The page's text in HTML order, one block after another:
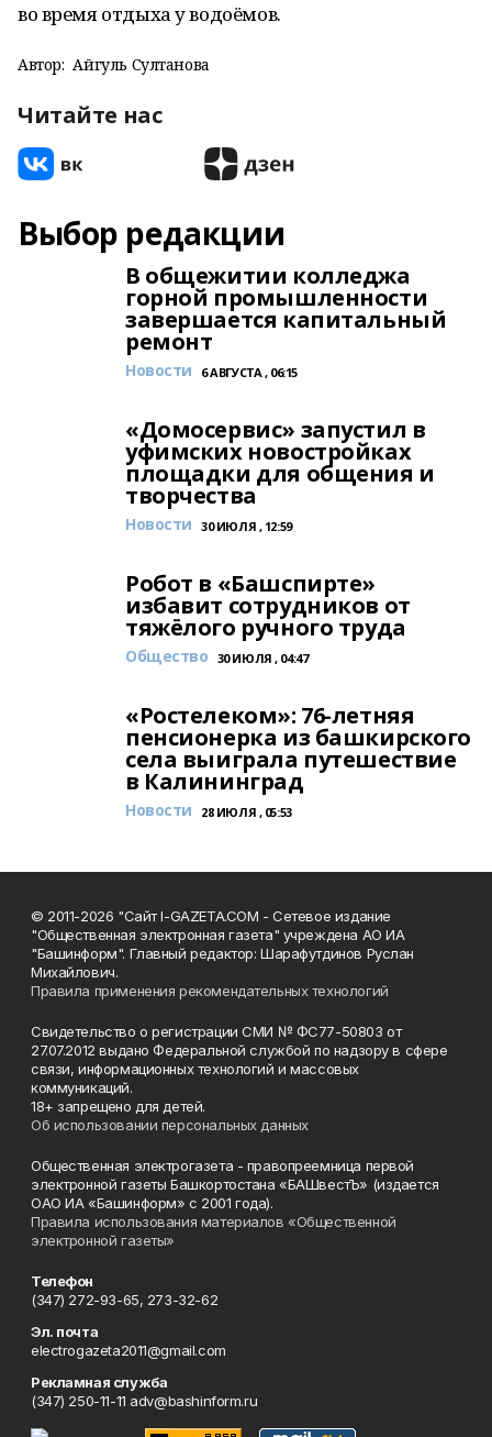
во время отдыха у водоёмов.
Автор: Айгуль Султанова
Читайте нас
Выбор редакции
В общежитии колледжа
горной промышленности
завершается капитальный
ремонт
Новости 6 АВГУСТА , 06:15
«Домосервис» запустил в
уфимских новостройках
площадки для общения и
творчества
Новости 30 ИЮЛЯ , 12:59
Робот в «Башспирте»
избавит сотрудников от
тяжёлого ручного труда
Общество 30 ИЮЛЯ , 04:47
«Ростелеком»: 76-летняя
пенсионерка из башкирского
села выиграла путешествие
в Калининград
Новости 28 ИЮЛЯ , 05:53
© 2011-2026 "Сайт I-GAZETA.COM - Сетевое издание
"Общественная электронная газета" учреждена АО ИА
"Башинформ". Главный редактор: Шарафутдинов Руслан
Михайлович.
Правила применения рекомендательных технологий
Свидетельство о регистрации СМИ № ФС77-50803 от
27.07.2012 выдано Федеральной службой по надзору в сфере
связи, информационных технологий и массовых
коммуникаций.
18+ запрещено для детей.
Об использовании персональных данных
Общественная электрогазета - правопреемница первой
электронной газеты Башкортостана «БАШвестЪ» (издается
ОАО ИА «Башинформ» с 2001 года).
Правила использования материалов «Общественной
электронной газеты»
Телефон
(347) 272-93-65, 273-32-62
Эл. почта
electrogazeta2011@gmail.com
Рекламная служба
(347) 250-11-11 adv@bashinform.ru